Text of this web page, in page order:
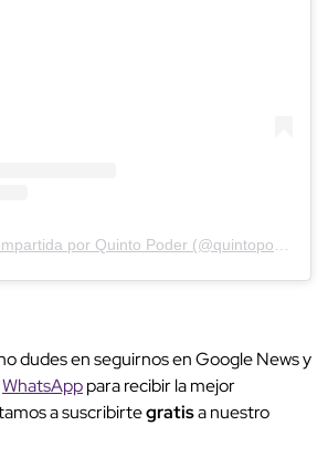
Una publicación compartida por Quinto Poder (@quintopoder_mex)
dudes en seguirnos en Google News y
WhatsApppara recibir la mejor
a suscribirtegratisa nuestro